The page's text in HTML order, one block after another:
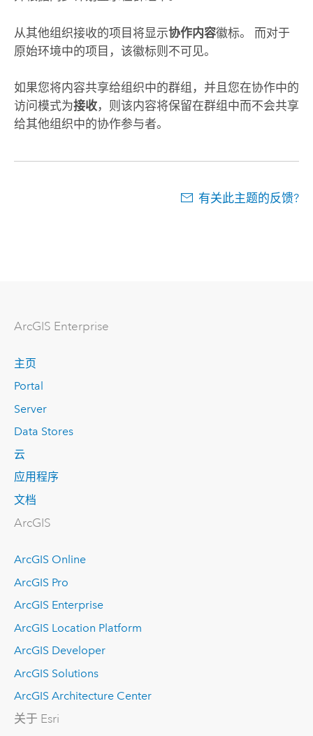
从其他组织接收的项目将显示协作内容徽标。 而对于
原始环境中的项目，该徽标则不可见。
如果您将内容共享给组织中的群组，并且您在协作中的
访问模式为接收，则该内容将保留在群组中而不会共享
给其他组织中的协作参与者。
有关此主题的反馈?
ArcGIS Enterprise
主页
Portal
Server
Data Stores
云
应用程序
文档
ArcGIS
ArcGIS Online
ArcGIS Pro
ArcGIS Enterprise
ArcGIS Location Platform
ArcGIS Developer
ArcGIS Solutions
ArcGIS Architecture Center
关于 Esri